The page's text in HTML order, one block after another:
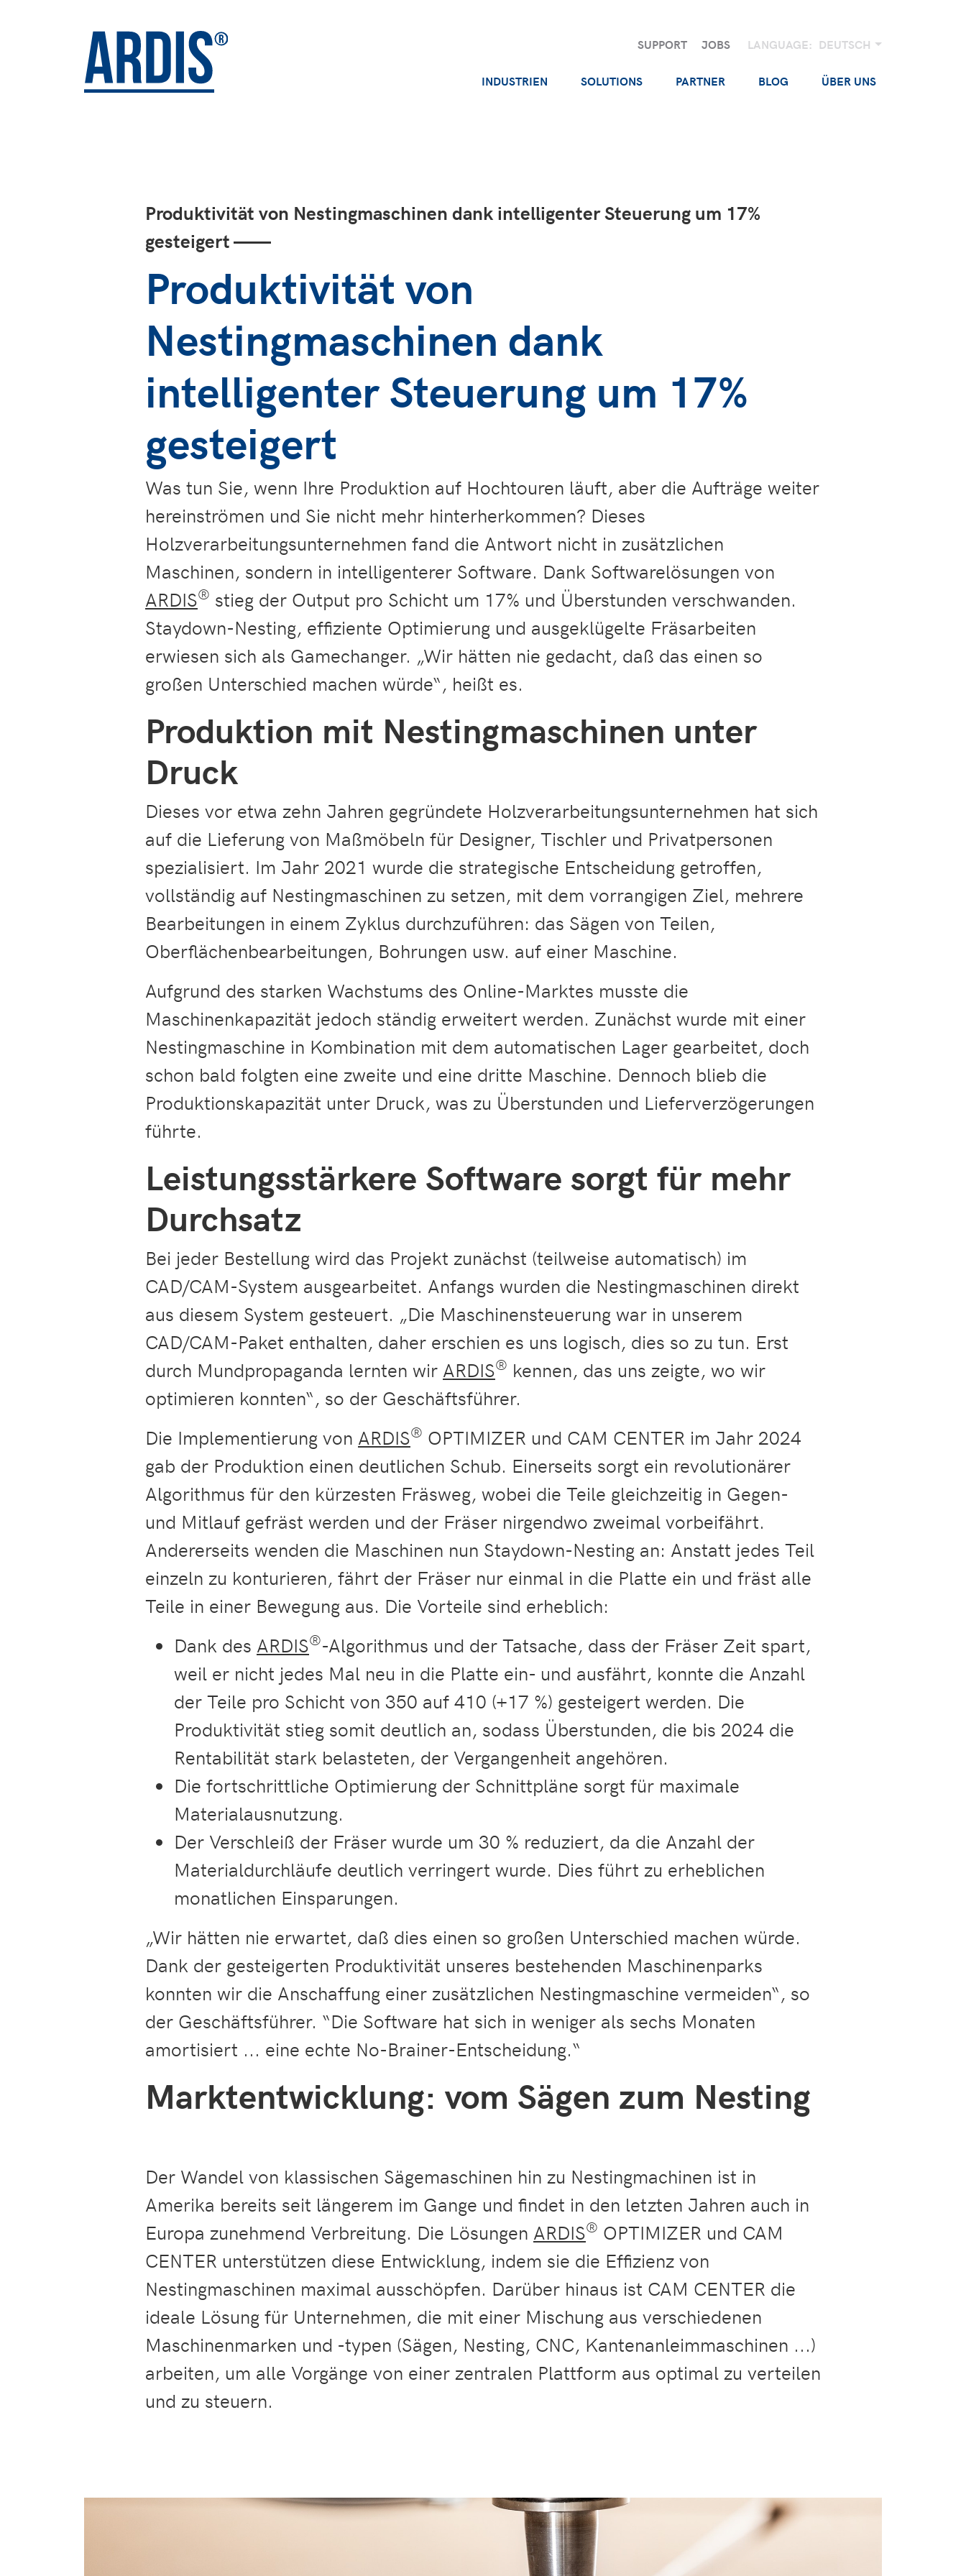
SUPPORT JOBS LANGUAGE: DEUTSCH
INDUSTRIEN SOLUTIONS PARTNER BLOG ÜBER UNS
Produktivität von Nestingmaschinen dank intelligenter Steuerung um 17%
gesteigert ——
Produktivität von
Nestingmaschinen dank
intelligenter Steuerung um 17%
gesteigert
Was tun Sie, wenn Ihre Produktion auf Hochtouren läuft, aber die Aufträge weiter
hereinströmen und Sie nicht mehr hinterherkommen? Dieses
Holzverarbeitungsunternehmen fand die Antwort nicht in zusätzlichen
Maschinen, sondern in intelligenterer Software. Dank Softwarelösungen von
ARDIS® stieg der Output pro Schicht um 17% und Überstunden verschwanden.
Staydown-Nesting, effiziente Optimierung und ausgeklügelte Fräsarbeiten
erwiesen sich als Gamechanger. „Wir hätten nie gedacht, daß das einen so
großen Unterschied machen würde“, heißt es.
Produktion mit Nestingmaschinen unter
Druck
Dieses vor etwa zehn Jahren gegründete Holzverarbeitungsunternehmen hat sich
auf die Lieferung von Maßmöbeln für Designer, Tischler und Privatpersonen
spezialisiert. Im Jahr 2021 wurde die strategische Entscheidung getroffen,
vollständig auf Nestingmaschinen zu setzen, mit dem vorrangigen Ziel, mehrere
Bearbeitungen in einem Zyklus durchzuführen: das Sägen von Teilen,
Oberflächenbearbeitungen, Bohrungen usw. auf einer Maschine.
Aufgrund des starken Wachstums des Online-Marktes musste die
Maschinenkapazität jedoch ständig erweitert werden. Zunächst wurde mit einer
Nestingmaschine in Kombination mit dem automatischen Lager gearbeitet, doch
schon bald folgten eine zweite und eine dritte Maschine. Dennoch blieb die
Produktionskapazität unter Druck, was zu Überstunden und Lieferverzögerungen
führte.
Leistungsstärkere Software sorgt für mehr
Durchsatz
Bei jeder Bestellung wird das Projekt zunächst (teilweise automatisch) im
CAD/CAM-System ausgearbeitet. Anfangs wurden die Nestingmaschinen direkt
aus diesem System gesteuert. „Die Maschinensteuerung war in unserem
CAD/CAM-Paket enthalten, daher erschien es uns logisch, dies so zu tun. Erst
durch Mundpropaganda lernten wir ARDIS® kennen, das uns zeigte, wo wir
optimieren konnten“, so der Geschäftsführer.
Die Implementierung von ARDIS® OPTIMIZER und CAM CENTER im Jahr 2024
gab der Produktion einen deutlichen Schub. Einerseits sorgt ein revolutionärer
Algorithmus für den kürzesten Fräsweg, wobei die Teile gleichzeitig in Gegen-
und Mitlauf gefräst werden und der Fräser nirgendwo zweimal vorbeifährt.
Andererseits wenden die Maschinen nun Staydown-Nesting an: Anstatt jedes Teil
einzeln zu konturieren, fährt der Fräser nur einmal in die Platte ein und fräst alle
Teile in einer Bewegung aus. Die Vorteile sind erheblich:
Dank des ARDIS®-Algorithmus und der Tatsache, dass der Fräser Zeit spart,
weil er nicht jedes Mal neu in die Platte ein- und ausfährt, konnte die Anzahl
der Teile pro Schicht von 350 auf 410 (+17 %) gesteigert werden. Die
Produktivität stieg somit deutlich an, sodass Überstunden, die bis 2024 die
Rentabilität stark belasteten, der Vergangenheit angehören.
Die fortschrittliche Optimierung der Schnittpläne sorgt für maximale
Materialausnutzung.
Der Verschleiß der Fräser wurde um 30 % reduziert, da die Anzahl der
Materialdurchläufe deutlich verringert wurde. Dies führt zu erheblichen
monatlichen Einsparungen.
„Wir hätten nie erwartet, daß dies einen so großen Unterschied machen würde.
Dank der gesteigerten Produktivität unseres bestehenden Maschinenparks
konnten wir die Anschaffung einer zusätzlichen Nestingmaschine vermeiden“, so
der Geschäftsführer. “Die Software hat sich in weniger als sechs Monaten
amortisiert ... eine echte No-Brainer-Entscheidung.“
Marktentwicklung: vom Sägen zum Nesting
Der Wandel von klassischen Sägemaschinen hin zu Nestingmachinen ist in
Amerika bereits seit längerem im Gange und findet in den letzten Jahren auch in
Europa zunehmend Verbreitung. Die Lösungen ARDIS® OPTIMIZER und CAM
CENTER unterstützen diese Entwicklung, indem sie die Effizienz von
Nestingmaschinen maximal ausschöpfen. Darüber hinaus ist CAM CENTER die
ideale Lösung für Unternehmen, die mit einer Mischung aus verschiedenen
Maschinenmarken und -typen (Sägen, Nesting, CNC, Kantenanleimmaschinen ...)
arbeiten, um alle Vorgänge von einer zentralen Plattform aus optimal zu verteilen
und zu steuern.